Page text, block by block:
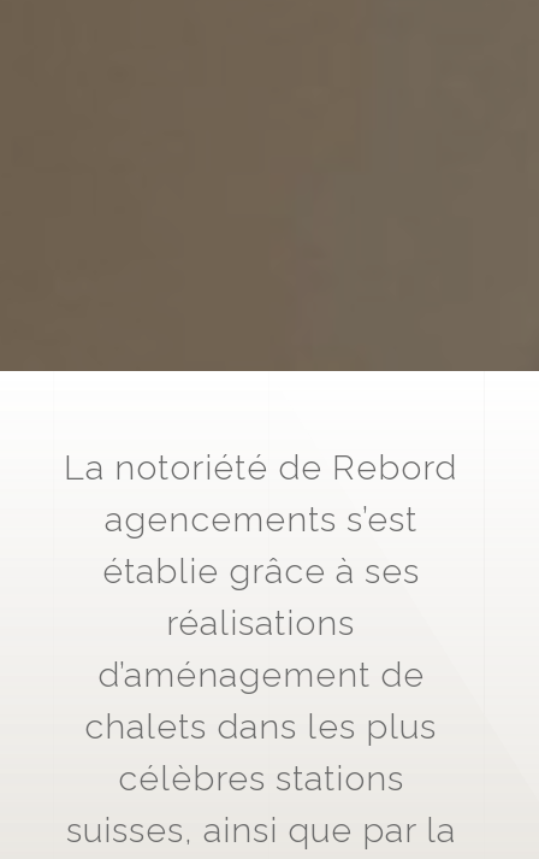
La notoriété de Rebord
agencements s’est
établie grâce à ses
réalisations
d’aménagement de
chalets dans les plus
célèbres stations
suisses, ainsi que par la